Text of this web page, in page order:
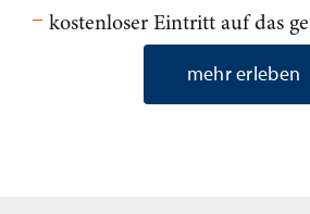
kostenloser Eintritt auf das
mehr erleben